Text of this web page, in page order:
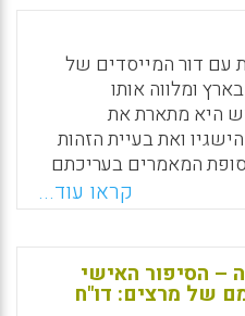
X
עם דור המייסדים של
ומלווה אותו
היא מתארת את
ואת בעיית הזהות
המאמרים בעריכתם
בולס פותחת צוהר
של יועצים
X
קראו עוד...
– הסיפור האישי
של מרצים: דו"ח